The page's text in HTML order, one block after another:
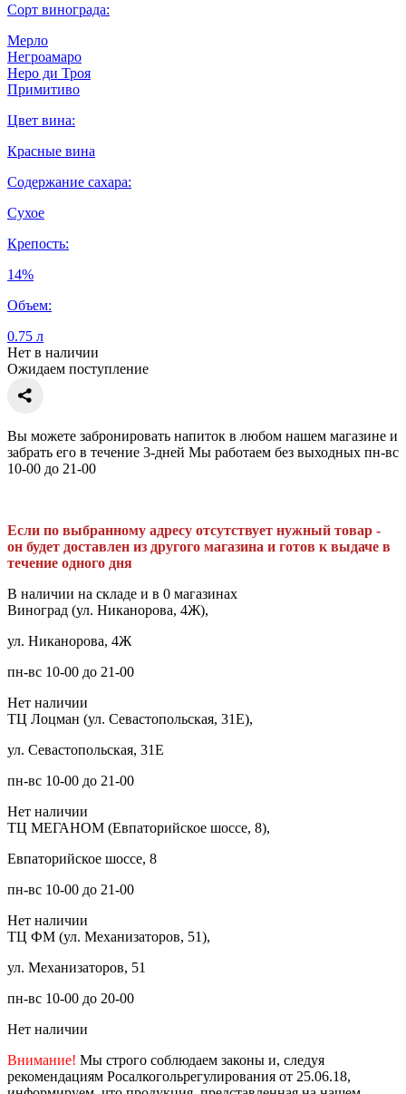
Сорт винограда:
Мерло
Негроамаро
Неро ди Троя
Примитиво
Цвет вина:
Красные вина
Содержание сахара:
Сухое
Крепость:
14%
Объем:
0.75 л
Нет в наличии
Ожидаем поступление
Вы можете забронировать напиток в любом нашем магазине и
забрать его в течение 3-дней Мы работаем без выходных пн-вс
10-00 до 21-00
Если по выбранному адресу отсутствует нужный товар -
он будет доставлен из другого магазина и готов к выдаче в
течение одного дня
В наличии на складе и в 0 магазинах
Виноград (ул. Никанорова, 4Ж),
ул. Никанорова, 4Ж
пн-вс 10-00 до 21-00
Нет наличии
ТЦ Лоцман (ул. Севастопольская, 31Е),
ул. Севастопольская, 31Е
пн-вс 10-00 до 21-00
Нет наличии
ТЦ МЕГАНОМ (Евпаторийское шоссе, 8),
Евпаторийское шоссе, 8
пн-вс 10-00 до 21-00
Нет наличии
ТЦ ФМ (ул. Механизаторов, 51),
ул. Механизаторов, 51
пн-вс 10-00 до 20-00
Нет наличии
Внимание! Мы строго соблюдаем законы и, следуя
рекомендациям Росалкогольрегулирования от 25.06.18,